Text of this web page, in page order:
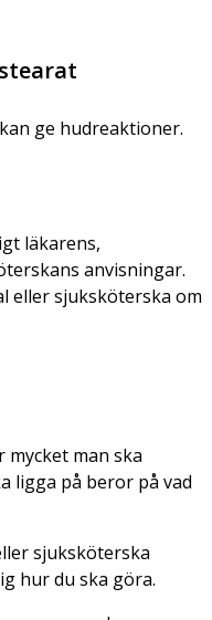
ge hudreaktioner.
läkarens,
anvisningar.
eller sjuksköterska om
mycket man ska
ligga på beror på vad
sjuksköterska
hur du ska göra.